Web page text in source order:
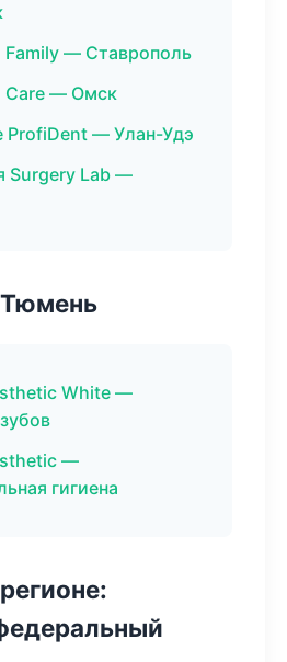
— Ставрополь
Care — Омск
ProfiDent — Улан-Удэ
Surgery Lab —
White —
—
гигиена